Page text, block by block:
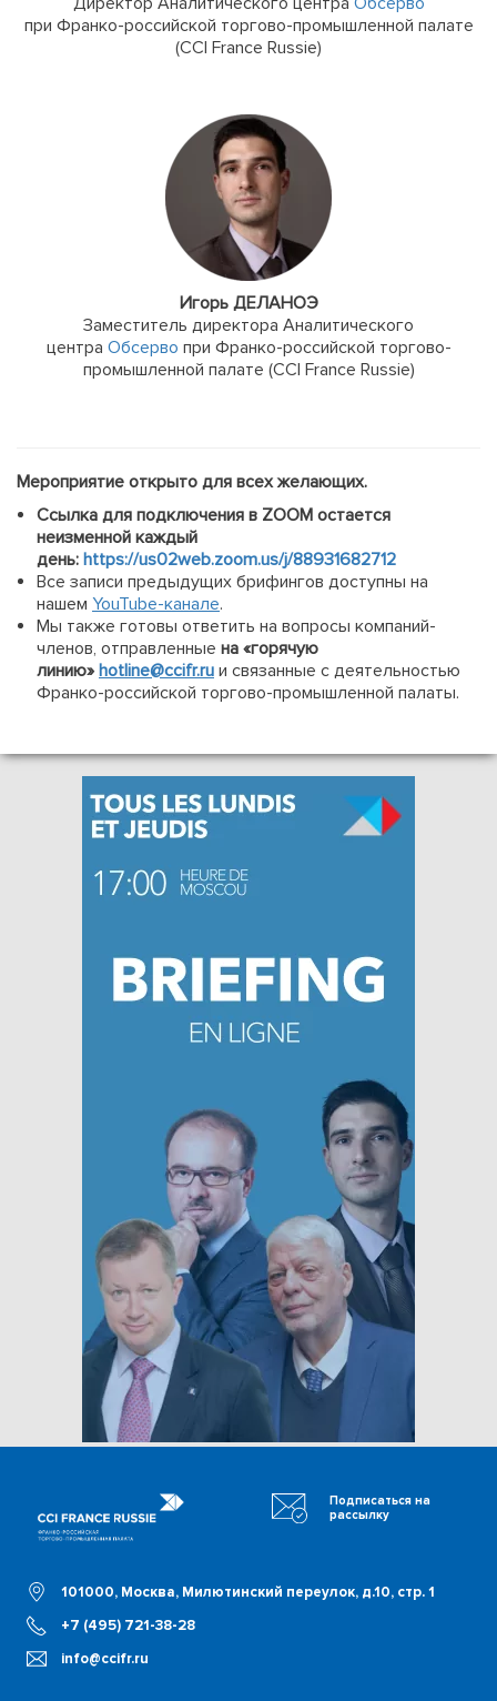
при Франко-российской торгово-промышленной палате
(CCI France Russie)
Игорь ДЕЛАНОЭ
Заместитель директора Аналитического
центра Обсерво при Франко-российской торгово-
промышленной палате (CCI France Russie)
Мероприятие открыто для всех желающих.
Ссылка для подключения в ZOOM остается
неизменной каждый
день: https://us02web.zoom.us/j/88931682712
Все записи предыдущих брифингов доступны на
нашем YouTube-канале.
Мы также готовы ответить на вопросы компаний-
членов, отправленные на «горячую
линию» hotline@ccifr.ru и связанные с деятельностью
Франко-российской торгово-промышленной палаты.
101000, Москва, Милютинский переулок, д.10, стр. 1
+7 (495) 721-38-28
info@ccifr.ru
Подписаться на
рассылку